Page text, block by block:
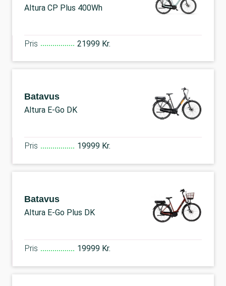
Altura CP Plus 400Wh
Pris 21999 Kr.
Batavus
Altura E-Go DK
Pris 19999 Kr.
Batavus
Altura E-Go Plus DK
Pris 19999 Kr.